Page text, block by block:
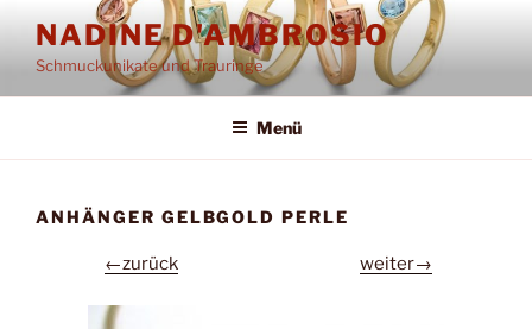
Inhalt
springen
NADINE D'AMBROSIO
Schmuckunikate und Trauringe
Menü
ANHÄNGER GELBGOLD PERLE
←zurück weiter→